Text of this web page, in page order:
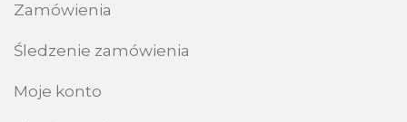
Zamówienia
Śledzenie zamówienia
Moje konto